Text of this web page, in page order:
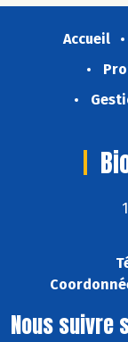
Accueil
Nous suivre